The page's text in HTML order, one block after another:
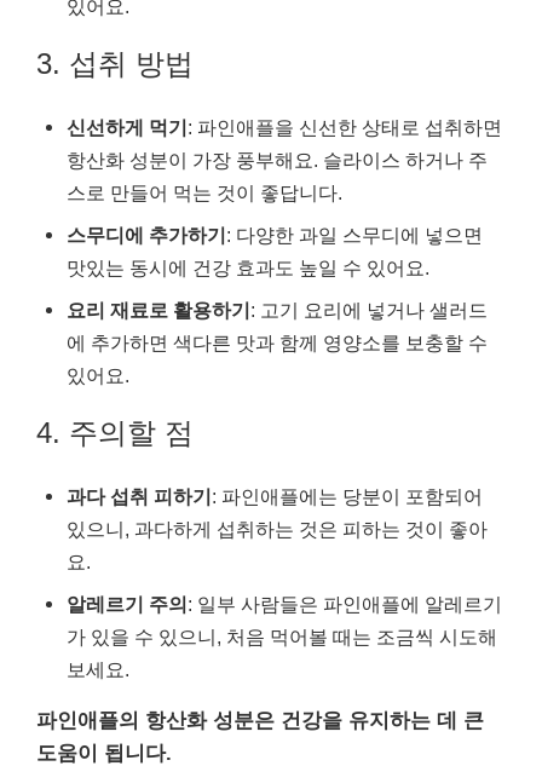
있어요.
3. 섭취 방법
신선하게 먹기: 파인애플을 신선한 상태로 섭취하면
항산화 성분이 가장 풍부해요. 슬라이스 하거나 주
스로 만들어 먹는 것이 좋답니다.
스무디에 추가하기: 다양한 과일 스무디에 넣으면
맛있는 동시에 건강 효과도 높일 수 있어요.
요리 재료로 활용하기: 고기 요리에 넣거나 샐러드
에 추가하면 색다른 맛과 함께 영양소를 보충할 수
있어요.
4. 주의할 점
과다 섭취 피하기: 파인애플에는 당분이 포함되어
있으니, 과다하게 섭취하는 것은 피하는 것이 좋아
요.
알레르기 주의: 일부 사람들은 파인애플에 알레르기
가 있을 수 있으니, 처음 먹어볼 때는 조금씩 시도해
보세요.
파인애플의 항산화 성분은 건강을 유지하는 데 큰
도움이 됩니다.